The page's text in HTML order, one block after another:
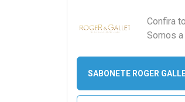
Confira
Somos
SABONETE ROGER